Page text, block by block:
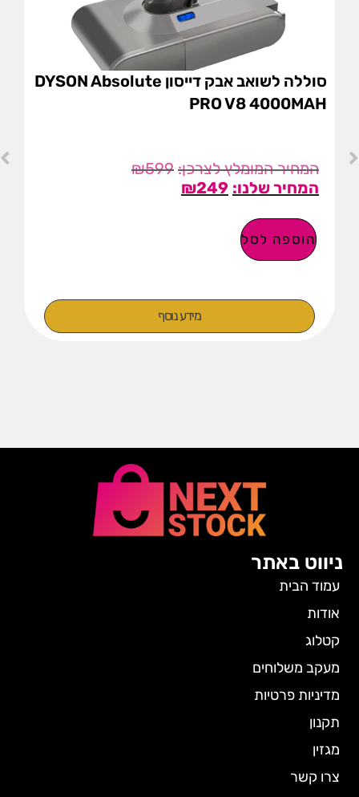
סוללה לשואב אבק דייסון DYSON Absolute
PRO V8 4000MAH
₪599
₪249
הוספה לסל
מידע נוסף
ניווט באתר
עמוד הבית
אודות
קטלוג
מעקב משלוחים
מדיניות פרטיות
תקנון
מגזין
צרו קשר